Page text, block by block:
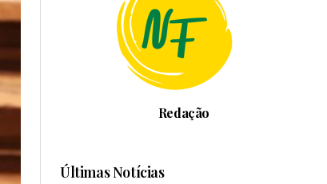
Redação
Últimas Notícias